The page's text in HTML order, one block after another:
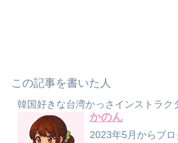
この記事を書いた人
韓国好きな台湾かっさインストラク
かのん
2023年5月からブロ